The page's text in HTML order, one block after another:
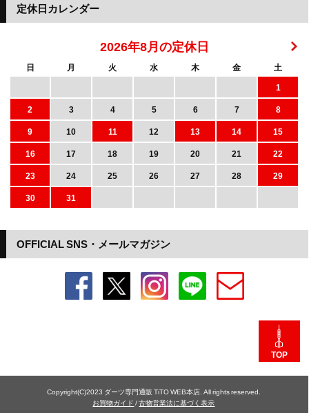
OFFICIAL SNS・メールマガジン
定休日カレンダー
2026年8月の定休日
日 月 火 水 木 金
土
1
2
3 4 5 6 7
8
9
10 11 12 13 14
15
16
17 18 19 20 21
22
23
24 25 26 27 28
29
30
31
TOP
Copyright(C)2023 ダーツ専門通販 TiTO WEB本店. All rights reserved.
お買物ガイド /古物営業法に基づく表示